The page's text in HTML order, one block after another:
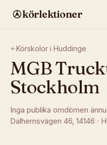
körlektioner
Körskolor i Huddinge
MGB
Stockholm
Inga publika omdömen ännu
Dalhemsvägen 46, 14146 ·